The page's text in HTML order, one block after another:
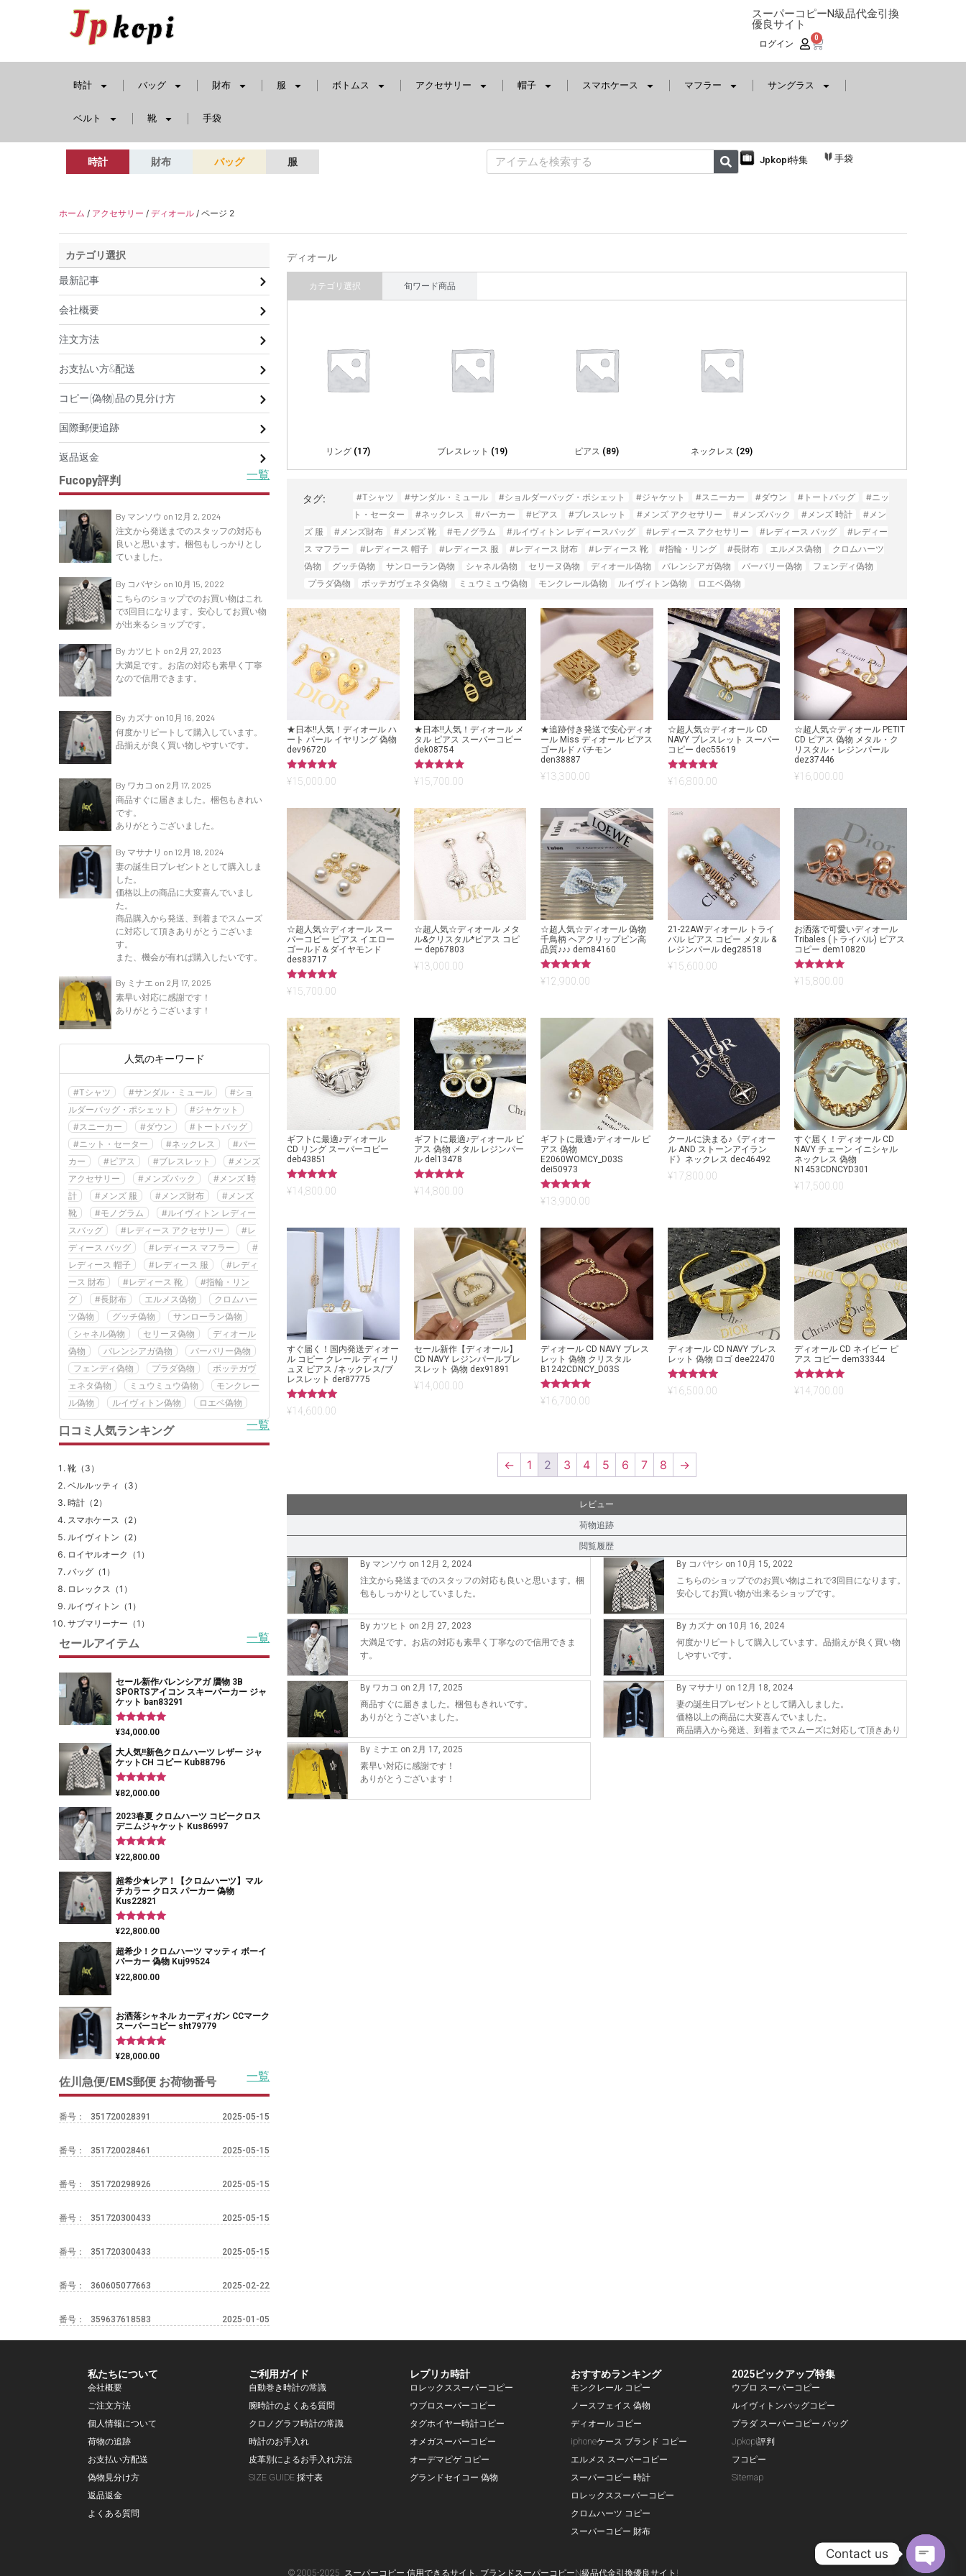
スーパーコピーN級品代金引換
優良サイト
ログイン
0
時計 バッグ 財布 服 ボトムス アクセサリー 帽子 スマホケース マフラー サングラス
ベルト 靴 手袋
時計 財布 バッグ 服 Jpkopi特集 手袋
ホーム / アクセサリー / ディオール / ページ 2
カテゴリ選択
最新記事
会社概要
注文方法
お支払い方&配送
コピー(偽物)品の見分け方
国際郵便追跡
返品返金
Fucopy評判 一覧
By マンソウ on 12月 2, 2024
注文から発送までのスタッフの対応も
良いと思います。梱包もしっかりとし
ていました。
By コバヤシ on 10月 15, 2022
こちらのショップでのお買い物はこれ
で3回目になります。安心してお買い物
が出来るショップです。
By カツヒト on 2月 27, 2023
大満足です。お店の対応も素早く丁寧
なので信用できます。
By カズナ on 10月 16, 2024
何度かリピートして購入しています。
品揃えが良く買い物しやすいです。
By ワカコ on 2月 17, 2025
商品すぐに届きました。梱包もきれい
です。
ありがとうございました。
By マサナリ on 12月 18, 2024
妻の誕生日プレゼントとして購入しま
した。
価格以上の商品に大変喜んでいまし
た。
商品購入から発送、到着までスムーズ
に対応して頂きありがとうございま
す。
また、機会が有れば購入したいです。
By ミナエ on 2月 17, 2025
素早い対応に感謝です！
ありがとうございます！
人気のキーワード
#Tシャツ #サンダル・ミュール
#ショ
ルダーバッグ・ポシェット
#ジャケット
#スニーカー
#ダウン
#トートバッグ
#ニット・セーター
#ネックレス
#パー
カー
#ピアス #ブレスレット
#メンズ
アクセサリー
#メンズバック
#メンズ 時
計
#メンズ 服 #メンズ財布
#メンズ
靴
#モノグラム
#ルイヴィトン レディー
スバッグ
#レディース アクセサリー
#レ
ディース バッグ
#レディース マフラー
#
レディース 帽子
#レディース 服
#レディ
ース 財布
#レディース 靴
#指輪・リン
グ
#長財布 エルメス偽物
クロムハー
ツ偽物
グッチ偽物
サンローラン偽物
シャネル偽物
セリーヌ偽物
ディオール
偽物
バレンシアガ偽物
バーバリー偽物
フェンディ偽物
プラダ偽物
ボッテガヴ
ェネタ偽物
ミュウミュウ偽物
モンクレー
ル偽物
ルイヴィトン偽物 ロエベ偽物
口コミ人気ランキング 一覧
靴（3）
ベルルッティ（3）
時計（2）
スマホケース（2）
ルイヴィトン（2）
ロイヤルオーク（1）
バッグ（1）
ロレックス（1）
ルイヴィトン（1）
サブマリーナー（1）
セールアイテム 一覧
セール新作バレンシアガ 贋物 3B
SPORTSアイコン スキーパーカー ジャ
ケット ban83291
5段階中
5.00
の評価
¥34,000.00
大人気!!新色クロムハーツ レザー ジャ
ケットCH コピー Kub88796
5段階中
5.00
¥82,000.00
2023春夏 クロムハーツ コピークロス
デニムジャケット Kus86997
5段階中
5.00
の評価
¥22,800.00
超希少★レア！【クロムハーツ】マル
チカラー クロス パーカー 偽物
Kus22821
5段階中
5.00
の評価
¥22,800.00
超希少！クロムハーツ マッティ ボーイ
パーカー 偽物 Kuj99524
¥22,800.00
お洒落シャネル カーディガン CCマーク
スーパーコピー sht79779
5段階中
5.00
¥28,000.00
佐川急便/EMS郵便 お荷物番号 一覧
番号： 351720028391 2025-05-15
番号： 351720028461 2025-05-15
番号： 351720298926 2025-05-15
番号： 351720300433 2025-05-15
番号： 351720300433 2025-05-15
番号： 360605077663 2025-02-22
番号： 359637618583 2025-01-05
ディオール
カテゴリ選択 旬ワード商品
リング (17) ブレスレット (19) ピアス (89) ネックレス (29)
タグ: #Tシャツ #サンダル・ミュール #ショルダーバッグ・ポシェット #ジャケット #スニーカー #ダウン #トートバッグ
#ニッ
ト・セーター
#ネックレス #パーカー #ピアス #ブレスレット #メンズ アクセサリー #メンズバック #メンズ 時計
#メン
ズ 服
#メンズ財布 #メンズ 靴 #モノグラム #ルイヴィトン レディースバッグ #レディース アクセサリー #レディース バッグ
#レディー
ス マフラー
#レディース 帽子 #レディース 服 #レディース 財布 #レディース 靴 #指輪・リング #長財布 エルメス偽物
クロムハーツ
偽物
グッチ偽物 サンローラン偽物 シャネル偽物 セリーヌ偽物 ディオール偽物 バレンシアガ偽物 バーバリー偽物
フェンディ偽物
プラダ偽物
ボッテガヴェネタ偽物 ミュウミュウ偽物 モンクレール偽物 ルイヴィトン偽物 ロエベ偽物
★日本!!人気！ディオール ハ
ート パール イヤリング 偽物
dev96720
5段階中
5.00
¥15,000.00
★日本!!人気！ディオール メ
タル ピアス スーパーコピー
dek08754
5段階中
5.00
¥15,700.00
★追跡付き発送で安心ディオ
ール Miss ディオール ピアス
ゴールド パチモン
den38887
¥13,300.00
☆超人気☆ディオール CD
NAVY ブレスレット スーパー
コピー dec55619
5段階中
5.00
¥16,800.00
☆超人気☆ディオール PETIT
CD ピアス 偽物 メタル・ク
リスタル・レジンパール
dez37446
¥16,000.00
☆超人気☆ディオール スー
パーコピー ピアス イエロー
ゴールド＆ダイヤモンド
des83717
5段階中
5.00
¥15,700.00
☆超人気☆ディオール メタ
ル&クリスタル*ピアス コピ
ー dep67803
¥13,000.00
☆超人気☆ディオール 偽物
千鳥柄 ヘアクリップピン高
品質♪♪♪ dem84160
5段階中
5.00
¥12,900.00
21-22AWディオール トライ
バル ピアス コピー メタル &
レジンパール deg28518
¥15,600.00
お洒落で可愛いディオール
Tribales (トライバル) ピアス
コピー dem10820
5段階中
5.00
¥15,800.00
ギフトに最適♪ディオール
CD リング スーパーコピー
deb43851
5段階中
5.00
¥14,800.00
ギフトに最適♪ディオール ピ
アス 偽物 メタル レジンパー
ル del13478
5段階中
5.00
¥14,800.00
ギフトに最適♪ディオール ピ
アス 偽物
E2060WOMCY_D03S
dei50973
5段階中
5.00
¥13,900.00
クールに決まる♪《ディオー
ル AND ストーンアイラン
ド》ネックレス dec46492
¥17,800.00
すぐ届く！ディオール CD
NAVY チェーン イニシャル
ネックレス 偽物
N1453CDNCYD301
¥17,500.00
すぐ届く！国内発送ディオー
ル コピー クレール ディー リ
ュヌ ピアス /ネックレス/ブ
レスレット der87775
5段階中
5.00
¥14,600.00
セール新作【ディオール】
CD NAVY レジンパールブレ
スレット 偽物 dex91891
¥14,000.00
ディオール CD NAVY ブレス
レット 偽物 クリスタル
B1242CDNCY_D03S
5段階中
5.00
¥16,700.00
ディオール CD NAVY ブレス
レット 偽物 ロゴ dee22470
5段階中
5.00
¥16,500.00
ディオール CD ネイビー ピ
アス コピー dem33344
5段階中
5.00
¥14,700.00
← 1 2 3 4 5 6 7 8 →
レビュー
荷物追跡
閲覧履歴
By マンソウ on 12月 2, 2024
注文から発送までのスタッフの対応も良いと思います。梱
包もしっかりとしていました。
By コバヤシ on 10月 15, 2022
こちらのショップでのお買い物はこれで3回目になります。
安心してお買い物が出来るショップです。
By カツヒト on 2月 27, 2023
大満足です。お店の対応も素早く丁寧なので信用できま
す。
By カズナ on 10月 16, 2024
何度かリピートして購入しています。品揃えが良く買い物
しやすいです。
By ワカコ on 2月 17, 2025
商品すぐに届きました。梱包もきれいです。
ありがとうございました。
By マサナリ on 12月 18, 2024
妻の誕生日プレゼントとして購入しました。
価格以上の商品に大変喜んでいました。
商品購入から発送、到着までスムーズに対応して頂きあり
By ミナエ on 2月 17, 2025
素早い対応に感謝です！
ありがとうございます！
私たちについて
会社概要
ご注文方法
個人情報について
荷物の追跡
お支払い方配送
偽物見分け方
返品返金
よくある質問
ご利用ガイド
自動巻き時計の常識
腕時計のよくある質問
クロノグラフ時計の常識
時計のお手入れ
皮革別によるお手入れ方法
SIZE GUIDE 採寸表
レプリカ時計
ロレックススーパーコピー
ウブロスーパーコピー
タグホイヤー時計コピー
オメガスーパーコピー
オーデマピゲ コピー
グランドセイコー 偽物
おすすめランキング
モンクレール コピー
ノースフェイス 偽物
ディオール コピー
iphoneケース ブランド コピー
エルメス スーパーコピー
スーパーコピー 時計
ロレックススーパーコピー
クロムハーツ コピー
スーパーコピー 財布
2025ピックアップ特集
ウブロ スーパーコピー
ルイヴィトンバッグコピー
プラダ スーパーコピー バッグ
Jpkopi評判
フコピー
Sitemap
© 2005-2025 スーパーコピー 信用できるサイト, ブランドスーパーコピーN級品代金引換優良サイト!
Contact us